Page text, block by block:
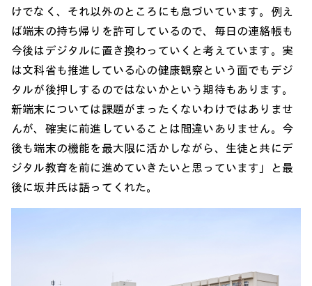
けでなく、それ以外のところにも息づいています。例え
ば端末の持ち帰りを許可しているので、毎日の連絡帳も
今後はデジタルに置き換わっていくと考えています。実
は文科省も推進している心の健康観察という面でもデジ
タルが後押しするのではないかという期待もあります。
新端末については課題がまったくないわけではありませ
んが、確実に前進していることは間違いありません。今
後も端末の機能を最大限に活かしながら、生徒と共にデ
ジタル教育を前に進めていきたいと思っています」と最
後に坂井氏は語ってくれた。